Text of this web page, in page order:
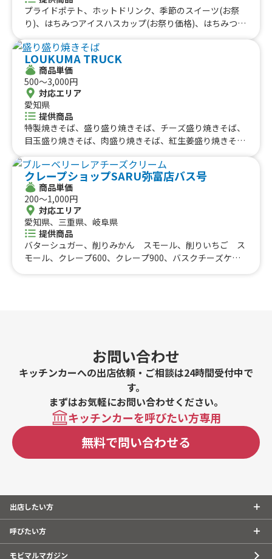
ッフル)、レモネード、和牛ステーキ串、牛ハラミ串、仙台
名物牛タン串、タンフル(フルーツ飴)、おでん7種(冬季限
定)、おでん4種(冬季限定)、タピオカミルクティー、チー
ズソースからあげ、明太マヨからあげ、旨だれしみしみプ
ルコギ丼(温玉あり)、旨だれしみしみプルコギ丼(温玉な
し)、昔懐かしいラムネ、光るボトル(スヌーピー)、チュロ
ス、愛知県西尾産「抹茶氷」、愛知県西尾産の「和ちゅろ
す」、フライドポテト(明太マヨ•チーズソースなど)、サク
もちロングポテト明太マヨ･チーズソースなど、韓国風か
らあげ(ハニーマスタード)、韓国風からあげ(ヤンニョムチ
キン)、トルネードポテト、フライドポテト、サクもちロ
ングポテト、ソフトドリンク、じゅーしー唐揚げ6個以
上、ふわふわかき氷(夏季限定)、和牛ホルモン焼きそば、
豚バラ焼きそば
アサイーボウル、いちごバナナチョコホイップ、アイスク
レープブリュレ抹茶、アイスクレープショコラ、アイスク
しゅわフルーツポンチ、かき氷
プライドポテト、ホットドリンク、季節のスイーツ(お祭
り)、はちみつアイスハスカップ(お祭り価格)、はちみつク
(お祭り価格)、野菜各種、野菜たっぷりホットドッグとド
リンクランチセット、野菜たっぷりカレーランチセット、
季節の冷製スープ、旬の野菜ランチセット、季節のスイー
ツ、野菜各種、冷やしきゅうり、クリームソーダ、北海道
産アイス ハスカップ、北海道産アイス ミルク、はちみ
つアイスハスカップ、国産はちみつ、ライス、野菜各種、
カット野菜、カットフルーツ、フルーツアイス各種、はち
みつアイスミルク、ホットドッグ、はちみつクリームソー
LOUKUMA TRUCK
商品単価
500〜3,000円
対応エリア
愛知県
提供商品
特製焼きそば、盛り盛り焼きそば、チーズ盛り焼きそば、
目玉盛り焼きそば、肉盛り焼きそば、紅生姜盛り焼きそ
きそば、生フランク、メガつくね串、A5極上和牛串、A5
和牛肉寿司(2貫)、A5和牛ステーキ丼(フルサイズ)、A5和
牛ステーキ丼(ハーフサイズ)、ベーコンステーキ串、ソー
セージ盛り合わせ、ドイツ風ミートボール煮込み
クレープショップSARU弥富店バス号
商品単価
200〜1,000円
対応エリア
愛知県、三重県、岐阜県
提供商品
バターシュガー、削りみかん スモール、削りいちご ス
モール、クレープ600、クレープ900、バスクチーズケー
ん、削りいちご、クリーム増量
お問い合わせ
キッチンカーへの出店依頼・ご相談は24時間受付中で
す。
まずはお気軽にお問い合わせください。
キッチンカーを呼びたい方専用
無料で問い合わせる
出店したい方
呼びたい方
モビマルマガジン